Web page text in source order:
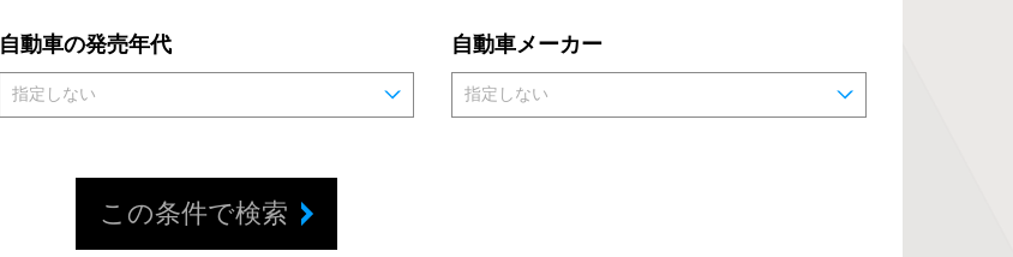
自動車の発売年代 自動車メーカー
この条件で検索